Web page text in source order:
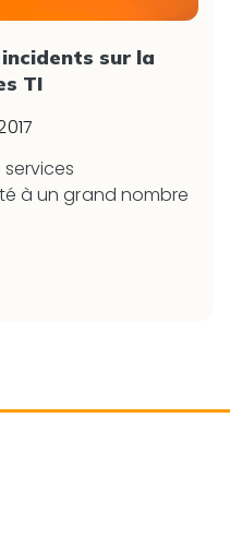
sur la
TI
à un grand nombre